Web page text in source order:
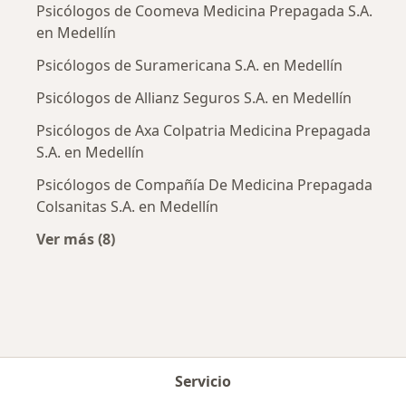
Psicólogos de Coomeva Medicina Prepagada S.A.
en Medellín
Psicólogos de Suramericana S.A. en Medellín
Psicólogos de Allianz Seguros S.A. en Medellín
Psicólogos de Axa Colpatria Medicina Prepagada
S.A. en Medellín
Psicólogos de Compañía De Medicina Prepagada
Colsanitas S.A. en Medellín
Ver más (8)
Servicio